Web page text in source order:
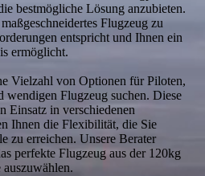
bestmögliche Lösung anzubieten.
Flugzeug zu
entspricht und Ihnen ein
ermöglicht.
Vielzahl von Optionen für Piloten,
wendigen Flugzeug suchen. Diese
Einsatz in verschiedenen
Ihnen die Flexibilität, die Sie
zu erreichen. Unsere Berater
perfekte Flugzeug aus der 120kg